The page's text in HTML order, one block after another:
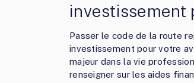
investissement
Passer le code de la route
investissement pour votre
majeur dans la vie
renseigner sur les aides